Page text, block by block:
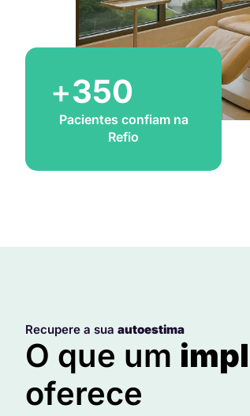
+350
Pacientes confiam na
Refio
Recupere a sua autoestima
O que um
oferece